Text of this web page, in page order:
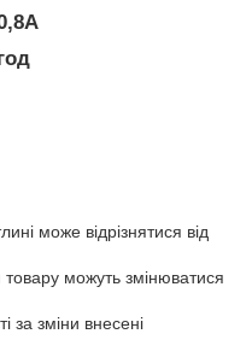
може відрізнятися від
товару можуть змінюватися
за зміни внесені